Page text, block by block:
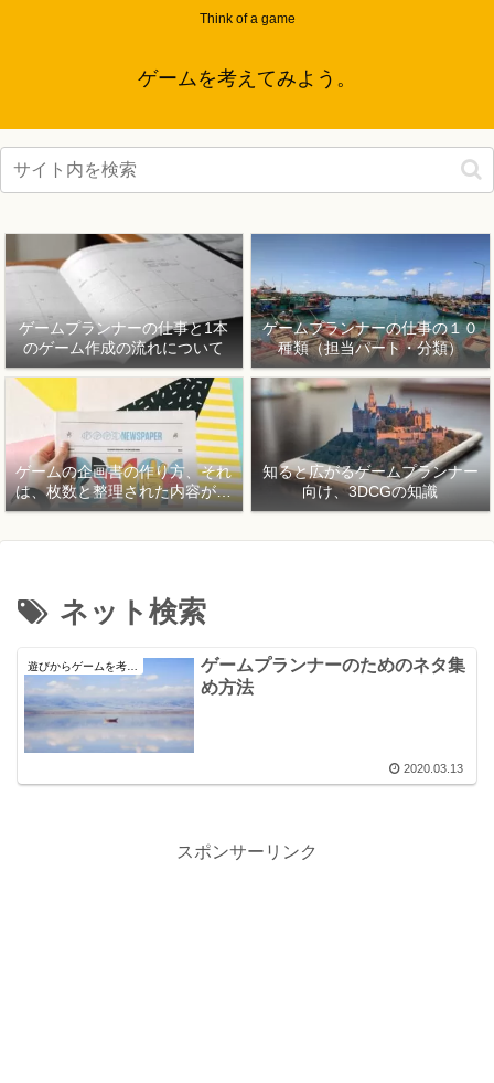
Think of a game
ゲームを考えてみよう。
ゲームプランナーの仕事と1本
のゲーム作成の流れについて
ゲームプランナーの仕事の１０
種類（担当パート・分類）
ゲームの企画書の作り方、それ
は、枚数と整理された内容が重
要！
知ると広がるゲームプランナー
向け、3DCGの知識
ネット検索
ゲームプランナーのためのネタ集
め方法
2020.03.13
スポンサーリンク